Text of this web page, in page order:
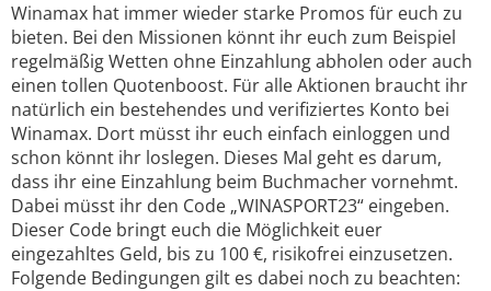
Winamax hat immer wieder starke Promos für euch zu
bieten. Bei den Missionen könnt ihr euch zum Beispiel
regelmäßig Wetten ohne Einzahlung abholen oder auch
einen tollen Quotenboost. Für alle Aktionen braucht ihr
natürlich ein bestehendes und verifiziertes Konto bei
Winamax. Dort müsst ihr euch einfach einloggen und
schon könnt ihr loslegen. Dieses Mal geht es darum,
dass ihr eine Einzahlung beim Buchmacher vornehmt.
Dabei müsst ihr den Code „WINASPORT23“ eingeben.
Dieser Code bringt euch die Möglichkeit euer
eingezahltes Geld, bis zu 100 €, risikofrei einzusetzen.
Folgende Bedingungen gilt es dabei noch zu beachten: